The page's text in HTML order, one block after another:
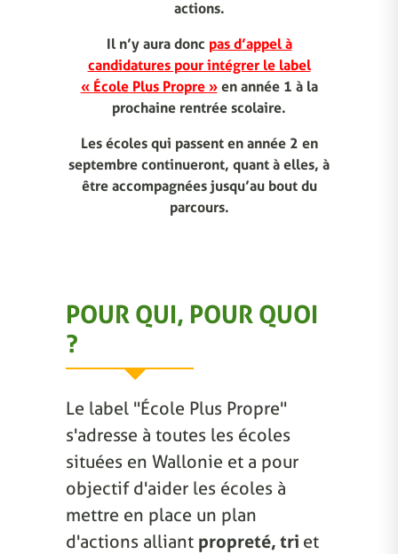
actions.
Il n’y aura donc pas d’appel à
candidatures pour intégrer le label
« École Plus Propre »en année 1 à la
prochaine rentrée scolaire.
Les écoles qui passent en année 2 en
septembre continueront, quant à elles, à
être accompagnées jusqu’au bout du
parcours.
POUR QUI, POUR QUOI
?
Le label "École Plus Propre"
s'adresse à toutes les écoles
situées en Wallonie et a pour
objectif d'aider les écoles à
mettre en place un plan
d'actions alliant propreté, tri et